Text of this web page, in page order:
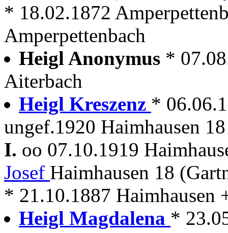
* 18.02.1872
Amperpettenbach
Heigl Anonymus *
Aiterbach
Heigl Kreszenz *
ungef.1920 Haimhausen
I. oo 07.10.1919
Josef Haimhausen 18
* 21.10.1887 Haimhausen
Heigl Magdalena *